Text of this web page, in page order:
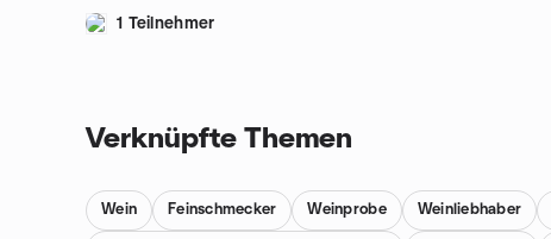
1 Teilnehmer
Verknüpfte Themen
Wein Feinschmecker Weinprobe Weinliebhaber